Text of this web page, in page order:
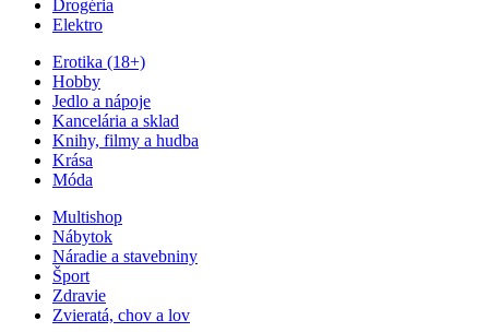
Drogéria
Elektro
Erotika (18+)
Hobby
Jedlo a nápoje
Kancelária a sklad
Knihy, filmy a hudba
Krása
Móda
Multishop
Nábytok
Náradie a stavebniny
Šport
Zdravie
Zvieratá, chov a lov